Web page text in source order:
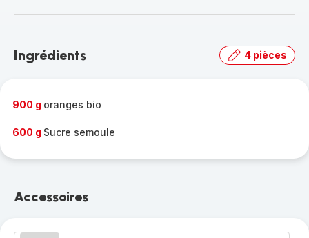
-
gamme
Ingrédients 4 pièces
900 g oranges bio
600 g Sucre semoule
Accessoires